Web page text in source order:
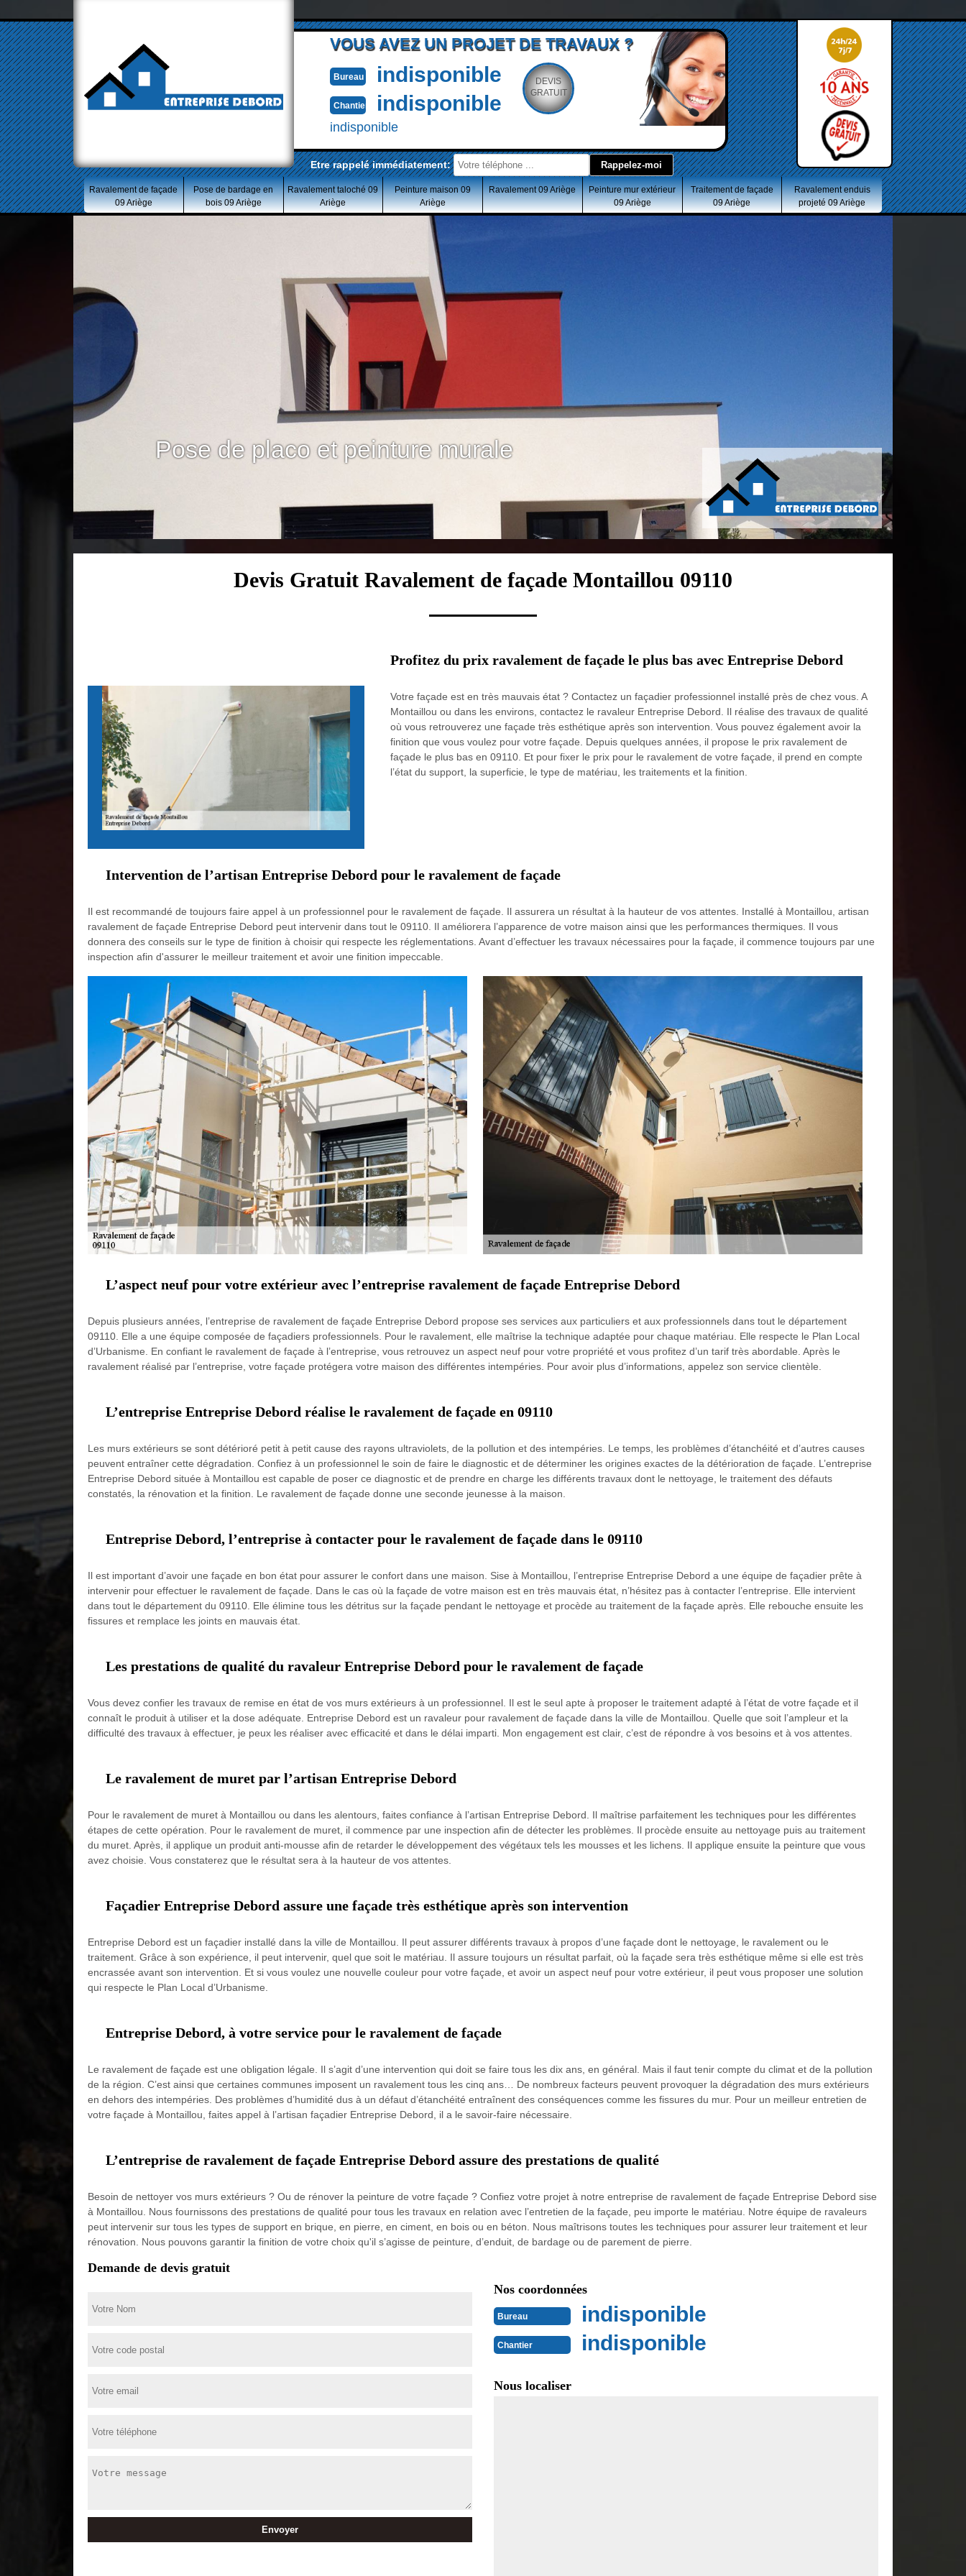
VOUS AVEZ UN PROJET DE TRAVAUX ?
Bureau indisponible
Chantier indisponible
indisponible
DEVIS
GRATUIT
Etre rappelé immédiatement:
Ravalement de façade
09 Ariège
Pose de bardage en
bois 09 Ariège
Ravalement taloché 09
Ariège
Peinture maison 09
Ariège
Ravalement 09 Ariège
Peinture mur extérieur
09 Ariège
Traitement de façade
09 Ariège
Ravalement enduis
projeté 09 Ariège
Pose de placo et peinture murale
Devis Gratuit Ravalement de façade Montaillou 09110
Profitez du prix ravalement de façade le plus bas avec Entreprise Debord
Votre façade est en très mauvais état ? Contactez un façadier professionnel installé près de chez vous. A
Montaillou ou dans les environs, contactez le ravaleur Entreprise Debord. Il réalise des travaux de qualité
où vous retrouverez une façade très esthétique après son intervention. Vous pouvez également avoir la
finition que vous voulez pour votre façade. Depuis quelques années, il propose le prix ravalement de
façade le plus bas en 09110. Et pour fixer le prix pour le ravalement de votre façade, il prend en compte
l’état du support, la superficie, le type de matériau, les traitements et la finition.
Intervention de l’artisan Entreprise Debord pour le ravalement de façade
Il est recommandé de toujours faire appel à un professionnel pour le ravalement de façade. Il assurera un résultat à la hauteur de vos attentes. Installé à Montaillou, artisan
ravalement de façade Entreprise Debord peut intervenir dans tout le 09110. Il améliorera l’apparence de votre maison ainsi que les performances thermiques. Il vous
donnera des conseils sur le type de finition à choisir qui respecte les réglementations. Avant d’effectuer les travaux nécessaires pour la façade, il commence toujours par une
inspection afin d'assurer le meilleur traitement et avoir une finition impeccable.
L’aspect neuf pour votre extérieur avec l’entreprise ravalement de façade Entreprise Debord
Depuis plusieurs années, l’entreprise de ravalement de façade Entreprise Debord propose ses services aux particuliers et aux professionnels dans tout le département
09110. Elle a une équipe composée de façadiers professionnels. Pour le ravalement, elle maîtrise la technique adaptée pour chaque matériau. Elle respecte le Plan Local
d’Urbanisme. En confiant le ravalement de façade à l’entreprise, vous retrouvez un aspect neuf pour votre propriété et vous profitez d’un tarif très abordable. Après le
ravalement réalisé par l’entreprise, votre façade protégera votre maison des différentes intempéries. Pour avoir plus d’informations, appelez son service clientèle.
L’entreprise Entreprise Debord réalise le ravalement de façade en 09110
Les murs extérieurs se sont détérioré petit à petit cause des rayons ultraviolets, de la pollution et des intempéries. Le temps, les problèmes d’étanchéité et d’autres causes
peuvent entraîner cette dégradation. Confiez à un professionnel le soin de faire le diagnostic et de déterminer les origines exactes de la détérioration de façade. L’entreprise
Entreprise Debord située à Montaillou est capable de poser ce diagnostic et de prendre en charge les différents travaux dont le nettoyage, le traitement des défauts
constatés, la rénovation et la finition. Le ravalement de façade donne une seconde jeunesse à la maison.
Entreprise Debord, l’entreprise à contacter pour le ravalement de façade dans le 09110
Il est important d’avoir une façade en bon état pour assurer le confort dans une maison. Sise à Montaillou, l’entreprise Entreprise Debord a une équipe de façadier prête à
intervenir pour effectuer le ravalement de façade. Dans le cas où la façade de votre maison est en très mauvais état, n’hésitez pas à contacter l’entreprise. Elle intervient
dans tout le département du 09110. Elle élimine tous les détritus sur la façade pendant le nettoyage et procède au traitement de la façade après. Elle rebouche ensuite les
fissures et remplace les joints en mauvais état.
Les prestations de qualité du ravaleur Entreprise Debord pour le ravalement de façade
Vous devez confier les travaux de remise en état de vos murs extérieurs à un professionnel. Il est le seul apte à proposer le traitement adapté à l’état de votre façade et il
connaît le produit à utiliser et la dose adéquate. Entreprise Debord est un ravaleur pour ravalement de façade dans la ville de Montaillou. Quelle que soit l’ampleur et la
difficulté des travaux à effectuer, je peux les réaliser avec efficacité et dans le délai imparti. Mon engagement est clair, c’est de répondre à vos besoins et à vos attentes.
Le ravalement de muret par l’artisan Entreprise Debord
Pour le ravalement de muret à Montaillou ou dans les alentours, faites confiance à l’artisan Entreprise Debord. Il maîtrise parfaitement les techniques pour les différentes
étapes de cette opération. Pour le ravalement de muret, il commence par une inspection afin de détecter les problèmes. Il procède ensuite au nettoyage puis au traitement
du muret. Après, il applique un produit anti-mousse afin de retarder le développement des végétaux tels les mousses et les lichens. Il applique ensuite la peinture que vous
avez choisie. Vous constaterez que le résultat sera à la hauteur de vos attentes.
Façadier Entreprise Debord assure une façade très esthétique après son intervention
Entreprise Debord est un façadier installé dans la ville de Montaillou. Il peut assurer différents travaux à propos d’une façade dont le nettoyage, le ravalement ou le
traitement. Grâce à son expérience, il peut intervenir, quel que soit le matériau. Il assure toujours un résultat parfait, où la façade sera très esthétique même si elle est très
encrassée avant son intervention. Et si vous voulez une nouvelle couleur pour votre façade, et avoir un aspect neuf pour votre extérieur, il peut vous proposer une solution
qui respecte le Plan Local d’Urbanisme.
Entreprise Debord, à votre service pour le ravalement de façade
Le ravalement de façade est une obligation légale. Il s’agit d’une intervention qui doit se faire tous les dix ans, en général. Mais il faut tenir compte du climat et de la pollution
de la région. C’est ainsi que certaines communes imposent un ravalement tous les cinq ans… De nombreux facteurs peuvent provoquer la dégradation des murs extérieurs
en dehors des intempéries. Des problèmes d’humidité dus à un défaut d’étanchéité entraînent des conséquences comme les fissures du mur. Pour un meilleur entretien de
votre façade à Montaillou, faites appel à l’artisan façadier Entreprise Debord, il a le savoir-faire nécessaire.
L’entreprise de ravalement de façade Entreprise Debord assure des prestations de qualité
Besoin de nettoyer vos murs extérieurs ? Ou de rénover la peinture de votre façade ? Confiez votre projet à notre entreprise de ravalement de façade Entreprise Debord sise
à Montaillou. Nous fournissons des prestations de qualité pour tous les travaux en relation avec l’entretien de la façade, peu importe le matériau. Notre équipe de ravaleurs
peut intervenir sur tous les types de support en brique, en pierre, en ciment, en bois ou en béton. Nous maîtrisons toutes les techniques pour assurer leur traitement et leur
rénovation. Nous pouvons garantir la finition de votre choix qu'il s’agisse de peinture, d’enduit, de bardage ou de parement de pierre.
Demande de devis gratuit
Nos coordonnées
Bureau indisponible
Chantier indisponible
Nous localiser